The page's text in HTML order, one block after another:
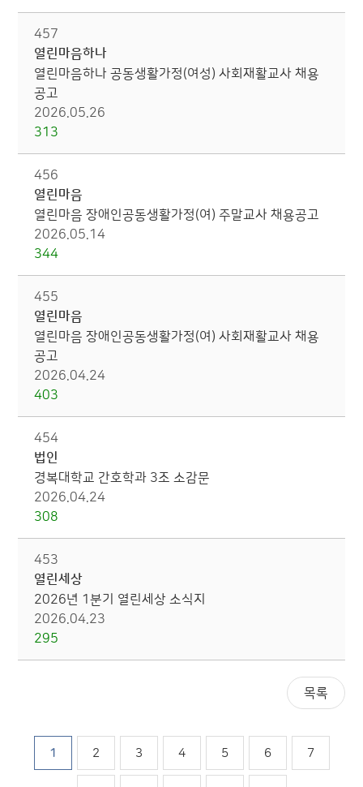
457
열린마음하나
열린마음하나 공동생활가정(여성) 사회재활교사 채용
공고
2026.05.26
313
456
열린마음
열린마음 장애인공동생활가정(여) 주말교사 채용공고
2026.05.14
344
455
열린마음
열린마음 장애인공동생활가정(여) 사회재활교사 채용
공고
2026.04.24
403
454
법인
경복대학교 간호학과 3조 소감문
2026.04.24
308
453
열린세상
2026년 1분기 열린세상 소식지
2026.04.23
295
1 2 3 4 5 6 7